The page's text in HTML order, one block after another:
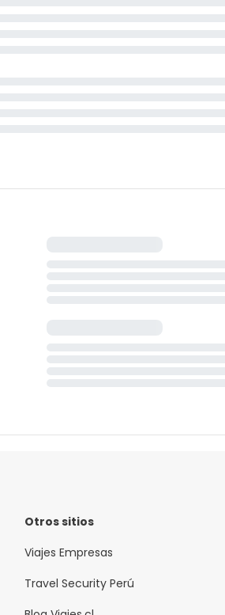
Otros sitios
Viajes Empresas
Travel Security Perú